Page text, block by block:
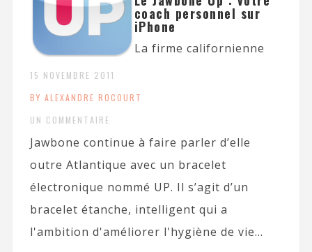
coach personnel sur
iPhone
15 NOVEMBRE 2011
BY ALEXANDRE ROCOURT
UN COMMENTAIRE
La firme californienne
Jawbone continue à faire parler d’elle
outre Atlantique avec un bracelet
électronique nommé UP. Il s’agit d’un
bracelet étanche, intelligent qui a
l'ambition d'améliorer l'hygiène de vie...